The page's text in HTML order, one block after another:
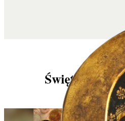
Święty